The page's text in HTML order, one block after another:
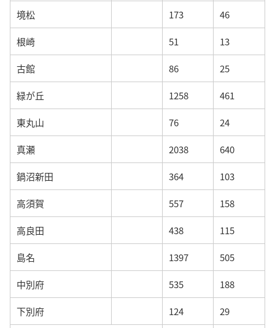
境松 173 46
根崎 51 13
古館 86 25
緑が丘 1258 461
東丸山 76 24
真瀬 2038 640
鍋沼新田 364 103
高須賀 557 158
高良田 438 115
島名 1397 505
中別府 535 188
下別府 124 29